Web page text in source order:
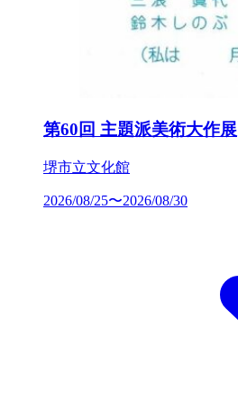
第60回 主題派美術大作展
堺市立文化館
2026/08/25〜2026/08/30